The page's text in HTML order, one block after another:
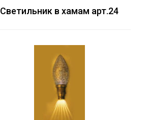
Светильник в хамам арт.24